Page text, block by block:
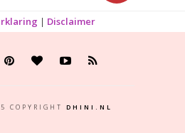
| Disclaimer
COPYRIGHT DHINI.NL